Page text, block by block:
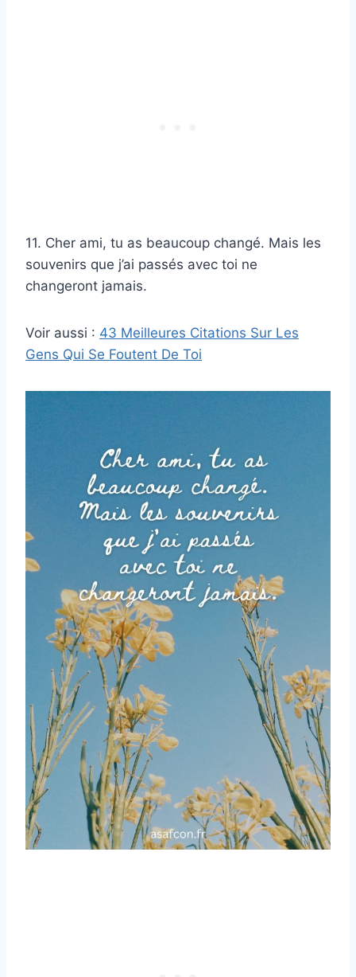
11. Cher ami, tu as beaucoup changé. Mais les
souvenirs que j’ai passés avec toi ne
changeront jamais.
Voir aussi : 43 Meilleures Citations Sur Les
Gens Qui Se Foutent De Toi